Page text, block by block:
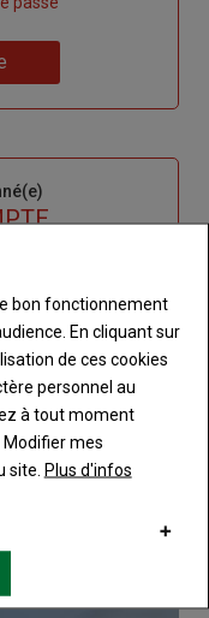
Terre de
bon fonctionnement
En cliquant sur
de ces cookies
personnel au
à tout moment
Modifier mes
site. Plus d'infos